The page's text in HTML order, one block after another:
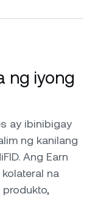
ng iyong
ay ibinibigay
ng kanilang
Ang Earn
na